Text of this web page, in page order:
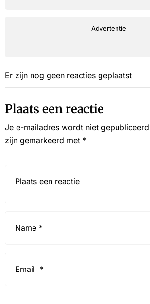
Advertentie
Er zijn nog geen reacties geplaatst
Plaats een reactie
Je e-mailadres wordt niet
zijn gemarkeerd met *